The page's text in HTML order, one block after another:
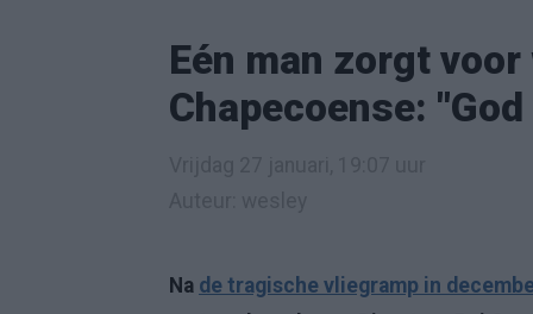
Eén man zorgt
Chapecoense:
Na de tragische vliegramp in